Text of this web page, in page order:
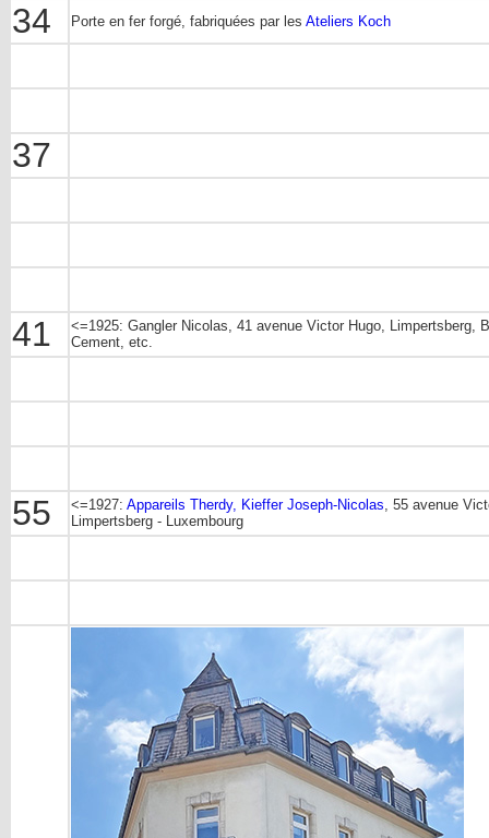
34
Porte en fer forgé, fabriquées par les Ateliers Koch
37
41
<=1925: Gangler Nicolas, 41 avenue Victor Hugo, Limpertsberg,
Cement, etc.
55 <=1927: Appareils Therdy, Kieffer Joseph-Nicolas, 55 avenue
Limpertsberg - Luxembourg